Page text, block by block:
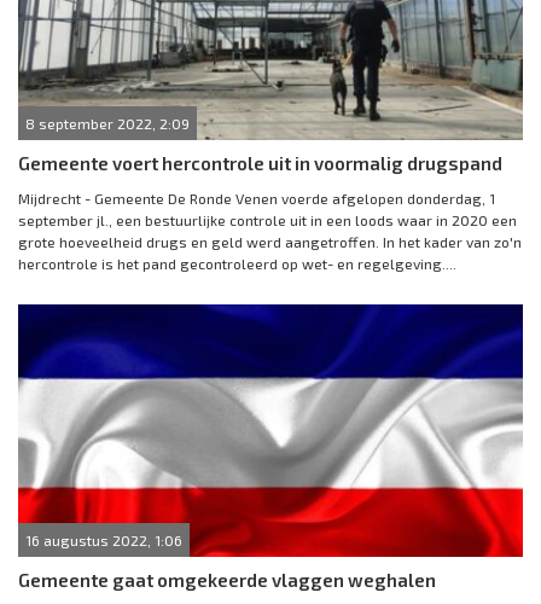
8 september 2022, 2:09
Gemeente voert hercontrole uit in voormalig drugspand
Mijdrecht - Gemeente De Ronde Venen voerde afgelopen donderdag, 1
september jl., een bestuurlijke controle uit in een loods waar in 2020 een
grote hoeveelheid drugs en geld werd aangetroffen. In het kader van zo'n
hercontrole is het pand gecontroleerd op wet- en regelgeving....
16 augustus 2022, 1:06
Gemeente gaat omgekeerde vlaggen weghalen